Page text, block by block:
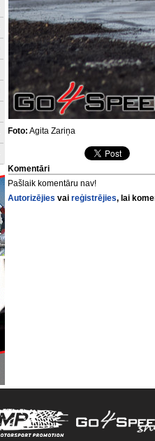
Foto: Agita Zariņa
Komentāri
Pašlaik komentāru nav!
Autorizējies vaireģistrējies, lai